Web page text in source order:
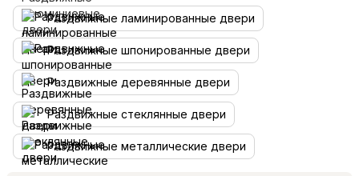
Раздвижные ламинированные двери
Раздвижные шпонированные двери
Раздвижные деревянные двери
Раздвижные стеклянные двери
Раздвижные металлические двери